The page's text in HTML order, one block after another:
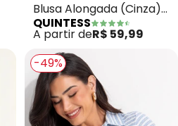
Blusa Alongada (Cinza)
com Barra
Arrendondada
QUINTESS
A partir deR$ 59,99
-49%